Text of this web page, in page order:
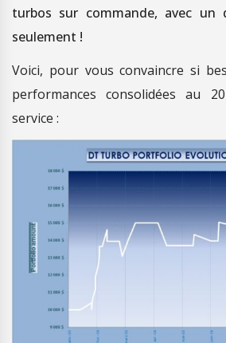
turbos sur commande, avec un
seulement !
Voici, pour vous convaincre si
performances consolidées au
service :